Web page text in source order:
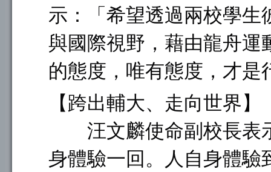
示：「希望透過兩校學
與國際視野，藉由龍舟
的態度，唯有態度，才是
【跨出輔大、走向世界】
汪文麟使命副校長表
身體驗一回。人自身體